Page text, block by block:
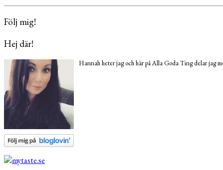
Följ mig!
Hej där!
Hannah heter jag och här på Alla Goda Ting delar jag